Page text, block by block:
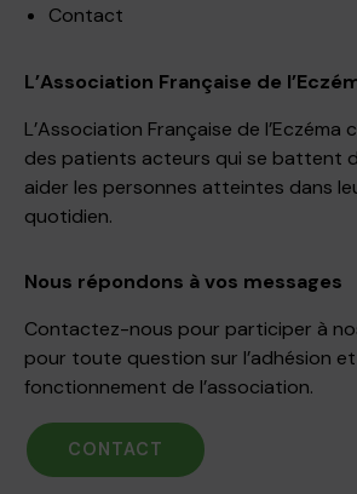
Contact
L’Association Française de
L’Association Française de
des patients acteurs qui se battent
aider les personnes atteintes dans
quotidien.
Nous répondons à vos messages
Contactez-nous pour participer à
pour toute question sur l’adhésion
fonctionnement de l’association.
CONTACT